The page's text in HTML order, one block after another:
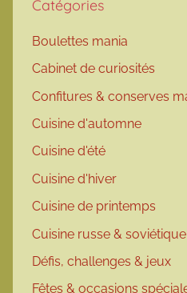
Catégories
Boulettes mania
Cabinet de curiosités
Confitures & conserves
Cuisine d'automne
Cuisine d'été
Cuisine d'hiver
Cuisine de printemps
Cuisine russe & soviétique
Défis, challenges & jeux
Fêtes & occasions